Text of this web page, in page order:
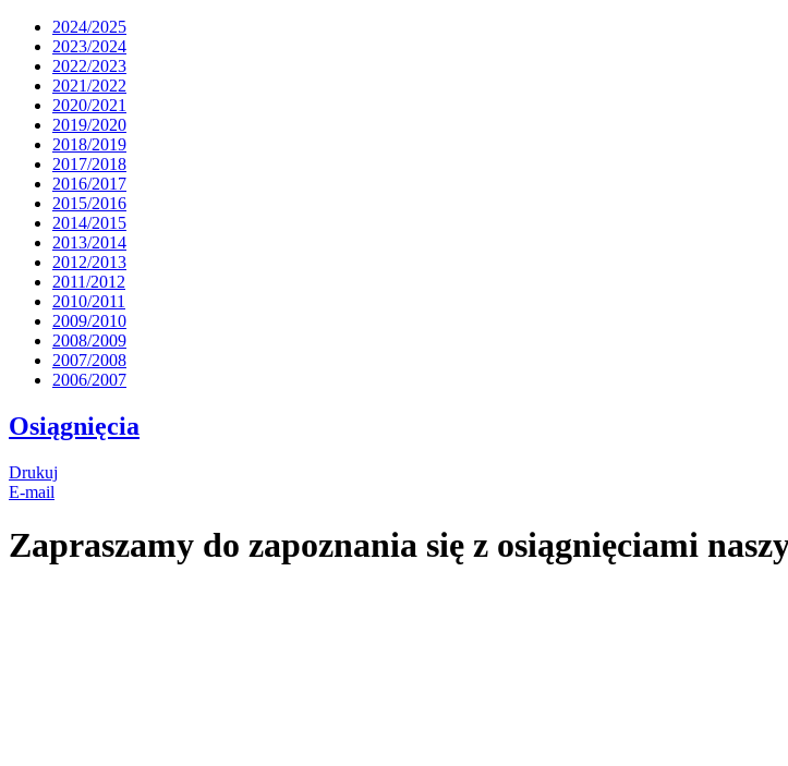
2024/2025
2023/2024
2022/2023
2021/2022
2020/2021
2019/2020
2018/2019
2017/2018
2016/2017
2015/2016
2014/2015
2013/2014
2012/2013
2011/2012
2010/2011
2009/2010
2008/2009
2007/2008
2006/2007
Osiągnięcia
Drukuj
E-mail
Zapraszamy do zapoznania się z osiągnięciami